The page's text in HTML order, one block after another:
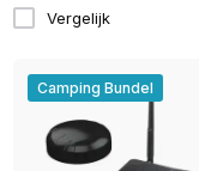
Vergelijk
Camping Bundel